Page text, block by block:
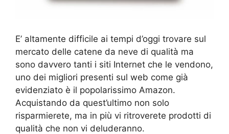
E’ altamente difficile ai tempi d’oggi trovare sul
mercato delle catene da neve di qualità ma
sono davvero tanti i siti Internet che le vendono,
uno dei migliori presenti sul web come già
evidenziato è il popolarissimo Amazon.
Acquistando da quest’ultimo non solo
risparmierete, ma in più vi ritroverete prodotti di
qualità che non vi deluderanno.